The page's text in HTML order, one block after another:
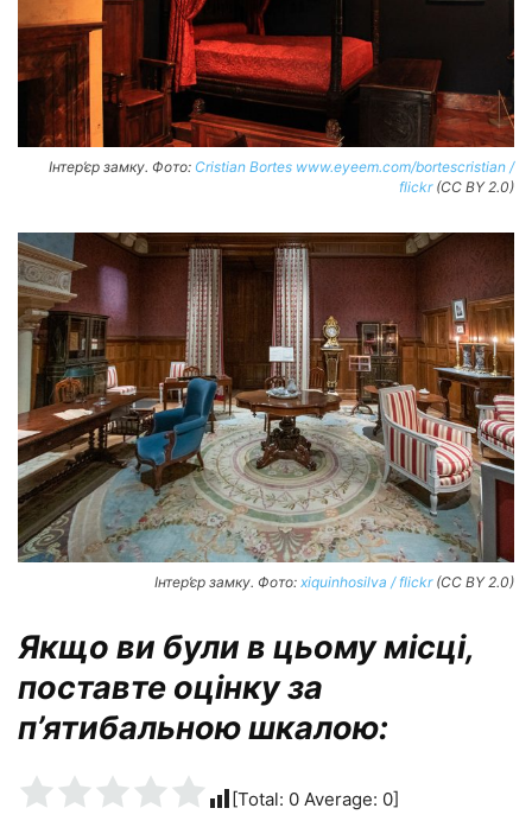
Інтер’єр замку. Фото: Cristian Bortes www.eyeem.com/bortescristian /
flickr(CC BY 2.0)
Інтер’єр замку. Фото: xiquinhosilva / flickr(CC BY 2.0)
Якщо ви були в цьому місці,
поставте оцінку за
п’ятибальною шкалою:
[Total: 0 Average: 0]